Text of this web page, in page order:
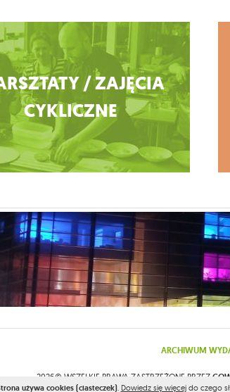
więcej
/ ZAJĘCIA
CYKLICZNE
2026© WSZELKIE PRAWA ZASTRZEŻONE PRZEZ
ARCHIWUM
używa cookies (ciasteczek). Dowiedz się więcejdo czego